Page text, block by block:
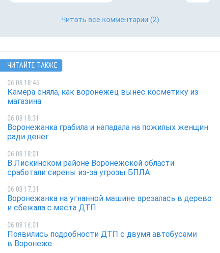
Читать все комментарии (2)
ЧИТАЙТЕ ТАКЖЕ
06.08 18:45
Камера сняла, как воронежец вынес косметику из
магазина
06.08 18:31
Воронежанка грабила и нападала на пожилых женщин
ради денег
06.08 18:01
В Лискинском районе Воронежской области
сработали сирены из-за угрозы БПЛА
06.08 17:31
Воронежанка на угнанной машине врезалась в дерево
и сбежала с места ДТП
06.08 16:01
Появились подробности ДТП с двумя автобусами
в Воронеже